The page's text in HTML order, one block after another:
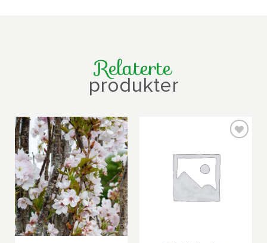
Relaterte
produkter